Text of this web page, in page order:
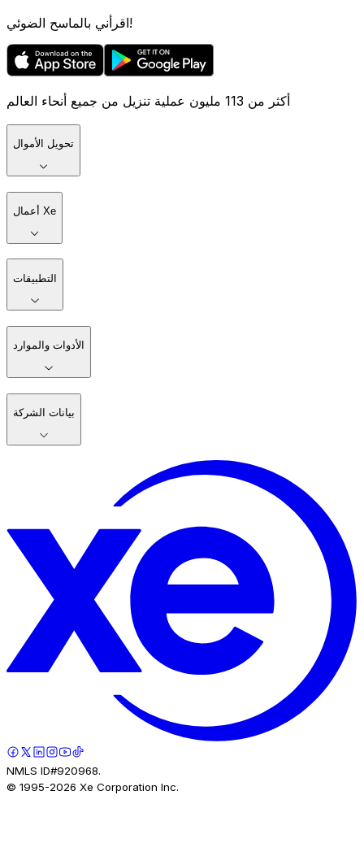
اقرأني بالماسح الضوئي!
أكثر من 113 مليون عملية تنزيل من جميع أنحاء العالم
تحويل الأموال
أعمال Xe
التطبيقات
الأدوات والموارد
بيانات الشركة
NMLS ID#920968.
© 1995-2026 Xe Corporation Inc.